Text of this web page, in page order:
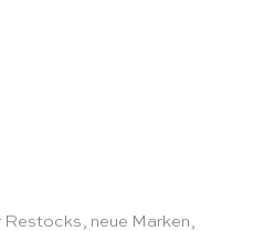
neue Marken,